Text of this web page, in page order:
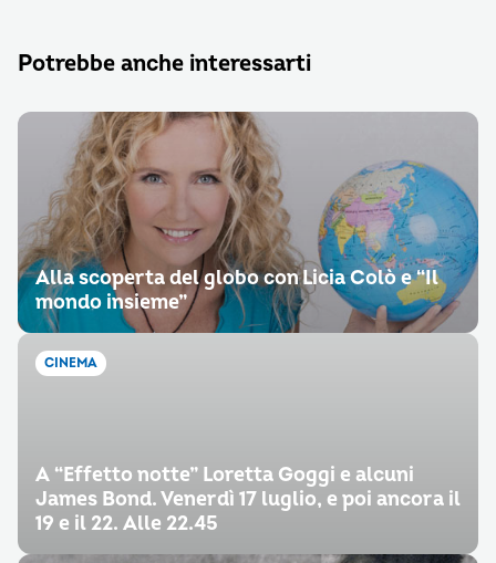
Potrebbe anche interessarti
Alla scoperta del globo con Licia Colò e “Il
mondo insieme”
CINEMA
A “Effetto notte” Loretta Goggi e alcuni
James Bond. Venerdì 17 luglio, e poi ancora il
19 e il 22. Alle 22.45